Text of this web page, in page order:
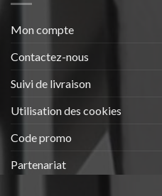
Mon compte
Contactez-nous
Suivi de livraison
Utilisation des cookies
Code promo
Partenariat